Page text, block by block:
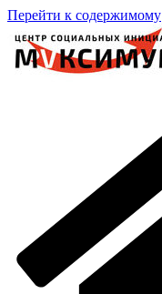
Перейти к содержимому